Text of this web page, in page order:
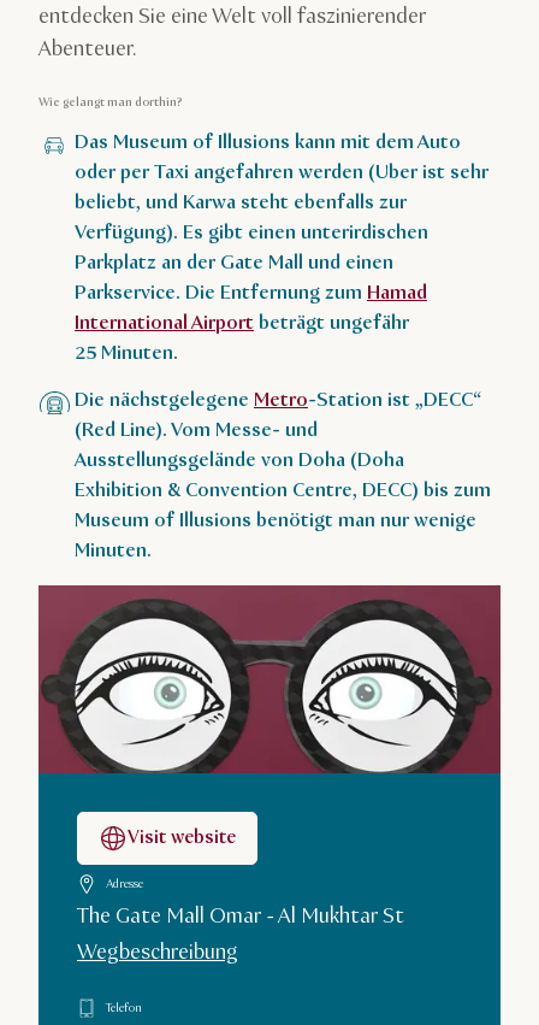
entdecken Sie eine Welt voll faszinierender
Abenteuer.
Wie gelangt man dorthin?
Das Museum of Illusions kann mit dem Auto
oder per Taxi angefahren werden (Uber ist sehr
beliebt, und Karwa steht ebenfalls zur
Verfügung). Es gibt einen unterirdischen
Parkplatz an der Gate Mall und einen
Parkservice. Die Entfernung zum Hamad
International Airport beträgt ungefähr
25 Minuten.
Die nächstgelegene Metro-Station ist „DECC“
(Red Line). Vom Messe- und
Ausstellungsgelände von Doha (Doha
Exhibition & Convention Centre, DECC) bis zum
Museum of Illusions benötigt man nur wenige
Minuten.
Visit website
Adresse
The Gate Mall Omar - Al Mukhtar St
Wegbeschreibung
Telefon